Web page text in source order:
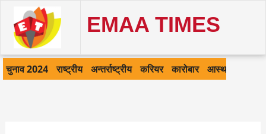
content
EMAA TIMES
चुनाव 2024 राष्ट्रीय अन्तर्राष्ट्रीय करियर कारोबार आस्था